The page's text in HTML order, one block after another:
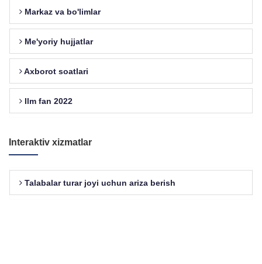
Markaz va bo'limlar
Me'yoriy hujjatlar
Axborot soatlari
Ilm fan 2022
Interaktiv xizmatlar
Talabalar turar joyi uchun ariza berish